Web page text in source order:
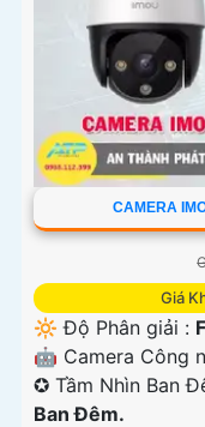
CAMERA
Giá
🔆 Độ Phân giải :
🤖️ Camera Công
✪ Tầm Nhìn Ban
Ban Đêm.